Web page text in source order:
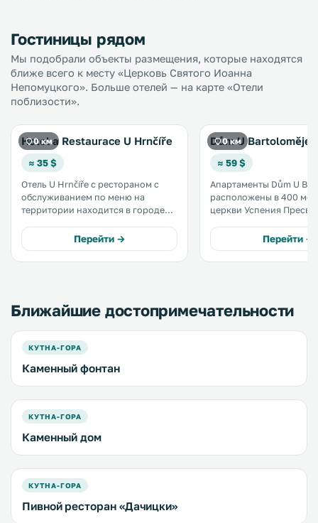
Гостиницы рядом
Мы подобрали объекты размещения, которые находятся
ближе всего к месту «Церковь Святого Иоанна
Непомуцкого». Больше отелей — на карте «Отели
поблизости».
0 км
Hotel a Restaurace U Hrnčíře
≈ 35 $
Отель U Hrnčíře с рестораном с
обслуживанием по меню на
территории находится в городе
исторического центра города и в
400 метрах от собора Святой
Варвары. К услугам гостей
Перейти →
0 км
Dům U Bartoloměje
≈ 59 $
Апартаменты Dům U
расположены в 400
церкви Успения
Крестителя в городе
700 метрах находится
Святой Варвары. В апартаментах
Перейти →
Ближайшие достопримечательности
КУТНА-ГОРА
Каменный фонтан
КУТНА-ГОРА
Каменный дом
КУТНА-ГОРА
Пивной ресторан «Дачицки»